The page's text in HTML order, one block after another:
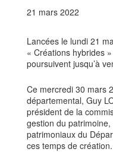
21 mars 2022
Lancées le lundi 21
« Créations hybrides
poursuivent jusqu’à
Ce mercredi 30 mars
départemental, Guy
président de la
gestion du
patrimoniaux du
ces temps de création.